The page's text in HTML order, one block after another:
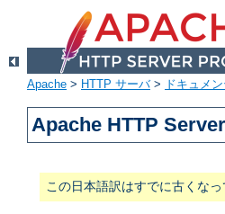
Apache > HTTP サーバ> ドキュメ
Apache HTTP
この日本語訳はすでに古くな